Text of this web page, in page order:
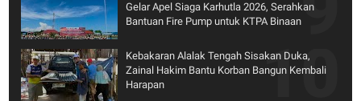
Gelar Apel Siaga Karhutla 2026, Serahkan
Bantuan Fire Pump untuk KTPA Binaan
Kebakaran Alalak Tengah Sisakan Duka,
Zainal Hakim Bantu Korban Bangun Kembali
Harapan